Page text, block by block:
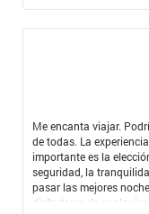
Me encanta viajar.
de todas. La
importante es la
seguridad, la
pasar las mejores
disfrutarse de